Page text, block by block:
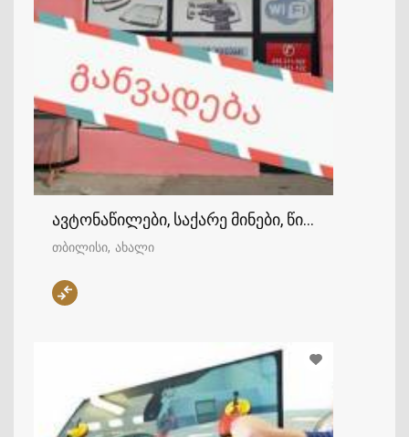
ავტონაწილები, საქარე მინები, წინა საქარე
თბილისი ახალი